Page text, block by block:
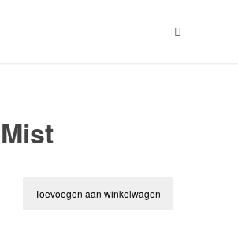
Toevoegen aan winkelwagen